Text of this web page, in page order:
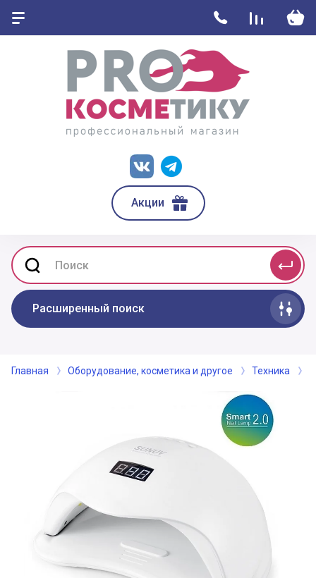
Акции
Расширенный поиск
Главная Оборудование, косметика и другое Техника